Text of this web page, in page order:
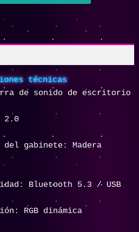
técnicas
de sonido de escritorio
2.0
gabinete: Madera
Bluetooth 5.3 / USB
RGB dinámica